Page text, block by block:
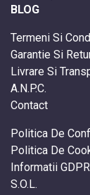
BLOG
Termeni Si
Garantie Si
Livrare Si
A.N.P.C.
Contact
Politica De
Politica De
Informatii GDPR
S.O.L.